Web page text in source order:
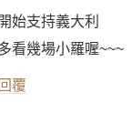
始支持義大利
看幾場小羅喔~~~
覆